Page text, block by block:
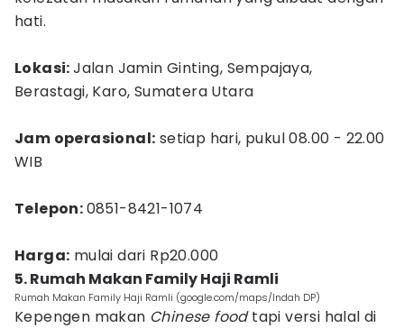
hati.
Lokasi:Jalan Jamin Ginting, Sempajaya,
Berastagi, Karo, Sumatera Utara
Jam operasional: setiap hari, pukul 08.00 - 22.00
WIB
Telepon:0851-8421-1074
Harga: mulai dari Rp20.000
5. Rumah Makan Family Haji Ramli
Rumah Makan Family Haji Ramli (google.com/maps/Indah DP)
Kepengen makan Chinese foodtapi versi halal di